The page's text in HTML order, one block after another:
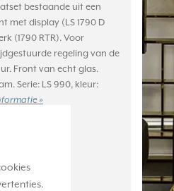
bestaande uit een
met display (LS 1790 D
(1790 RTR). Voor
regeling van de
Front van echt glas.
Serie: LS 990, kleur:
»
levertijd: